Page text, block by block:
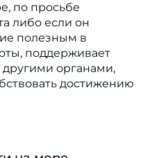
по просьбе
либо если он
полезным в
поддерживает
другими органами,
достижению